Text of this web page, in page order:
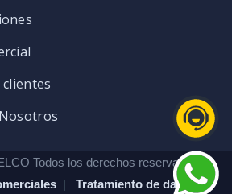
Todos los derechos reservados. |
| Tratamiento de datos